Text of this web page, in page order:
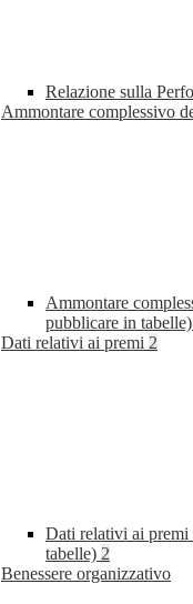
Relazione sulla
Ammontare complessivo
Ammontare
pubblicare in tabelle)
Dati relativi ai premi 2
Dati relativi ai premi
tabelle) 2
Benessere organizzativo